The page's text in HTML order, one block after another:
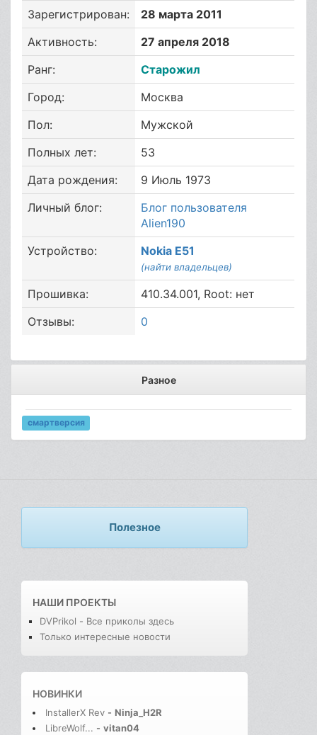
Зарегистрирован:
28 марта 2011
Активность:
27 апреля 2018
Ранг:
Старожил
Город:
Москва
Пол:
Мужской
Полных лет:
53
Дата рождения:
9 Июль 1973
Личный блог:
Блог пользователя
Alien190
Устройство:
Nokia E51
(найти владельцев)
Прошивка:
410.34.001, Root: нет
Отзывы:
0
Разное
смартверсия
Полезное
НАШИ ПРОЕКТЫ
DVPrikol - Все приколы здесь
Только интересные новости
НОВИНКИ
InstallerX Rev - Ninja_H2R
LibreWolf... - vitan04